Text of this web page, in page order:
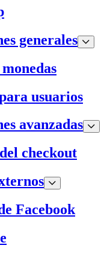
generales
usuarios
avanzadas
checkout
Facebook